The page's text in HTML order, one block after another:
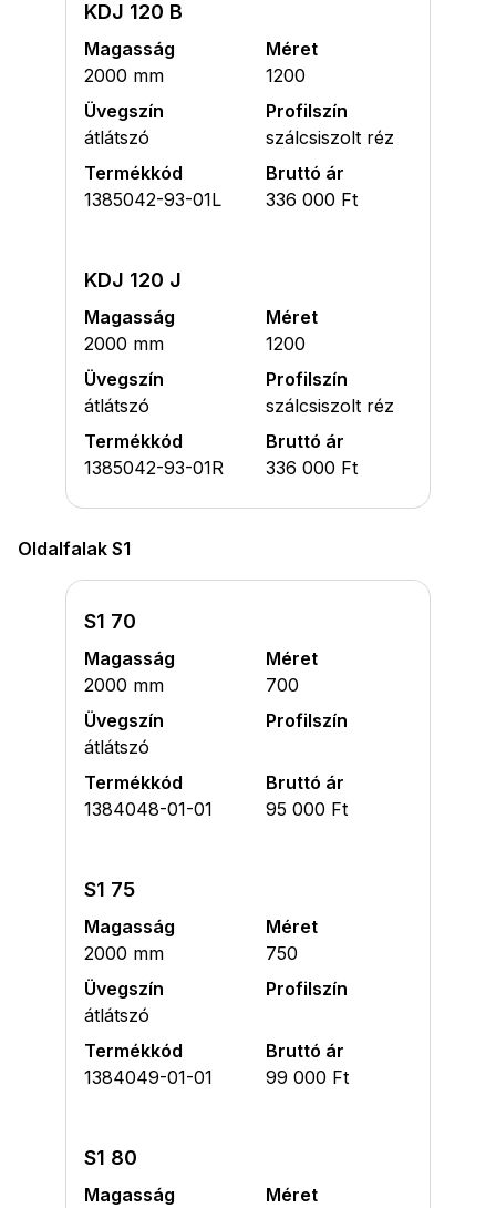
KDJ 120 B
Magasság
2000 mm
Méret
1200
Üvegszín
átlátszó
Profilszín
szálcsiszolt réz
Termékkód
1385042-93-01L
Bruttó ár
336 000 Ft
KDJ 120 J
Magasság
2000 mm
Méret
1200
Üvegszín
átlátszó
Profilszín
szálcsiszolt réz
Termékkód
1385042-93-01R
Bruttó ár
336 000 Ft
Oldalfalak S1
S1 70
Magasság
2000 mm
Méret
700
Üvegszín
átlátszó
Profilszín
Termékkód
1384048-01-01
Bruttó ár
95 000 Ft
S1 75
Magasság
2000 mm
Méret
750
Üvegszín
átlátszó
Profilszín
Termékkód
1384049-01-01
Bruttó ár
99 000 Ft
S1 80
Magasság
Méret